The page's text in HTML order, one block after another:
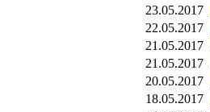
23.05.2017
22.05.2017
21.05.2017
21.05.2017
20.05.2017
18.05.2017